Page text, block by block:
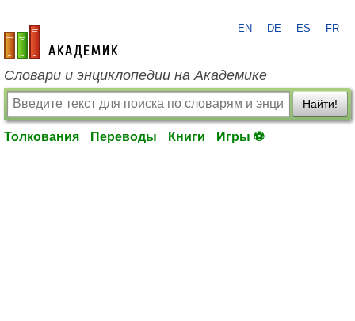
academic.ru
EN DE ES FR
Словари и энциклопедии на Академике
Найти!
Толкования Переводы Книги Игры ⚽